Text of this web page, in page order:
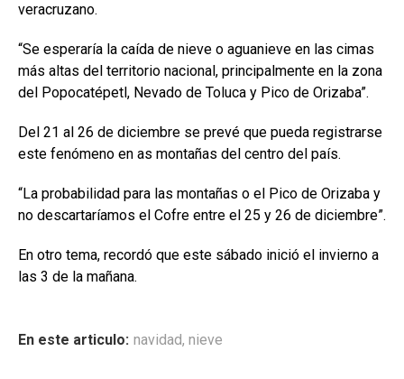
veracruzano.
“Se esperaría la caída de nieve o aguanieve en las cimas
más altas del territorio nacional, principalmente en la zona
del Popocatépetl, Nevado de Toluca y Pico de Orizaba”.
Del 21 al 26 de diciembre se prevé que pueda registrarse
este fenómeno en as montañas del centro del país.
“La probabilidad para las montañas o el Pico de Orizaba y
no descartaríamos el Cofre entre el 25 y 26 de diciembre”.
En otro tema, recordó que este sábado inició el invierno a
las 3 de la mañana.
En este articulo: navidad, nieve